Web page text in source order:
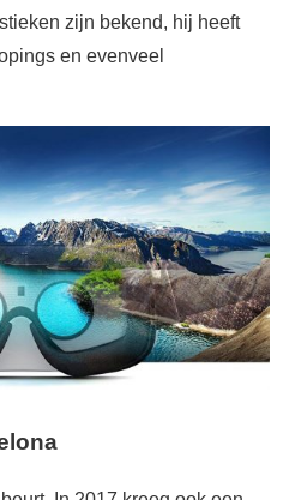
zijn bekend, hij heeft
en evenveel